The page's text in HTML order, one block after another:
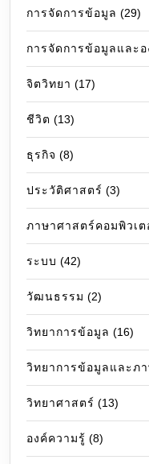
การจัดการข้อมูล (29)
การจัดการข้อมูลและอ
จิตวิทยา (17)
ชีวิต (13)
ธุรกิจ (8)
ประวัติศาสตร์ (3)
ภาษาศาสตร์คอมพิวเต
ระบบ (42)
วัฒนธรรม (2)
วิทยาการข้อมูล (16)
วิทยาการข้อมูลและภ
วิทยาศาสตร์ (13)
องค์ความรู้ (8)